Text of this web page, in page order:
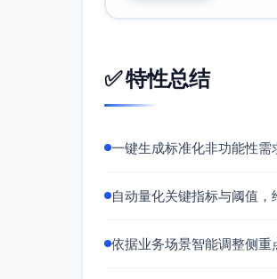
采用事件驱动架
需求标题：T+0回撤
到端延迟与撮合吞吐
性能隔离指标：
✅ 特性总结
一键生成标准化非功能性需
自动量化关键指标与阈值，
依据业务场景智能调整侧重